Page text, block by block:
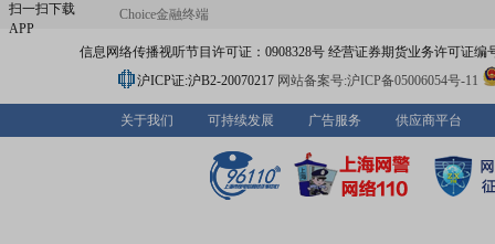
扫一扫下载
APP
Choice金融终端
信息网络传播视听节目许可证：0908328号 经营证券期货业务许可证编
沪ICP证:沪B2-20070217 网站备案号:沪ICP备05006054号-11
关于我们 可持续发展 广告服务 供应商平台